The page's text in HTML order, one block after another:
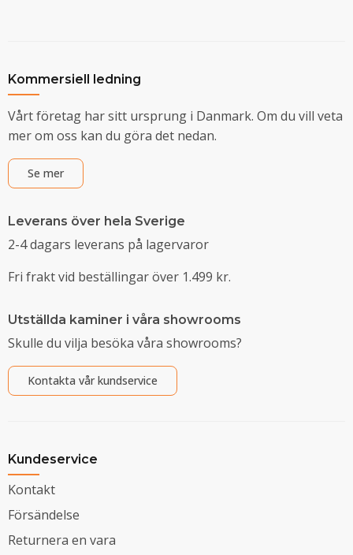
Kommersiell ledning
Vårt företag har sitt ursprung i Danmark. Om du vill veta
mer om oss kan du göra det nedan.
Se mer
Leverans över hela Sverige
2-4 dagars leverans på lagervaror
Fri frakt vid beställingar över 1.499 kr.
Utställda kaminer i våra showrooms
Skulle du vilja besöka våra showrooms?
Kontakta vår kundservice
Kundeservice
Kontakt
Försändelse
Returnera en vara